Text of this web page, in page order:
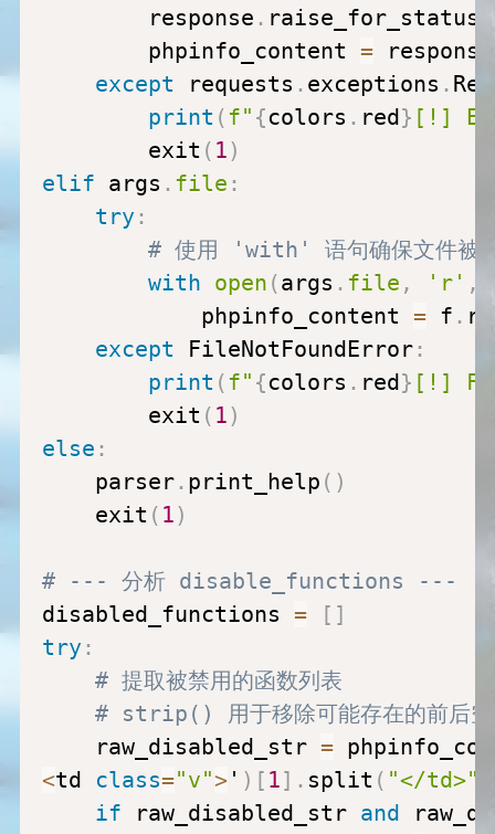
        response
. raise_for_status
        phpinfo_content
= response
except requests . exceptions .
print (f" {colors . red} [!]
        exit
( 1)
elif args . file :
try :
# 使用 'with' 语句确保文件被
with open (args . file , 'r' ,
            phpinfo_content
= f .
except FileNotFoundError:
print (f" {colors . red} [!]
        exit
( 1)
else :
    parser
. print_help ( )
    exit
( 1)
# --- 分析 disable_functions ---
disabled_functions = [ ]
try :
# 提取被禁用的函数列表
# strip() 用于移除可能存在的前后空
    raw_disabled_str
=
<td class="v">' ) [ 1] . split ( "</td>"
if raw_disabled_str and